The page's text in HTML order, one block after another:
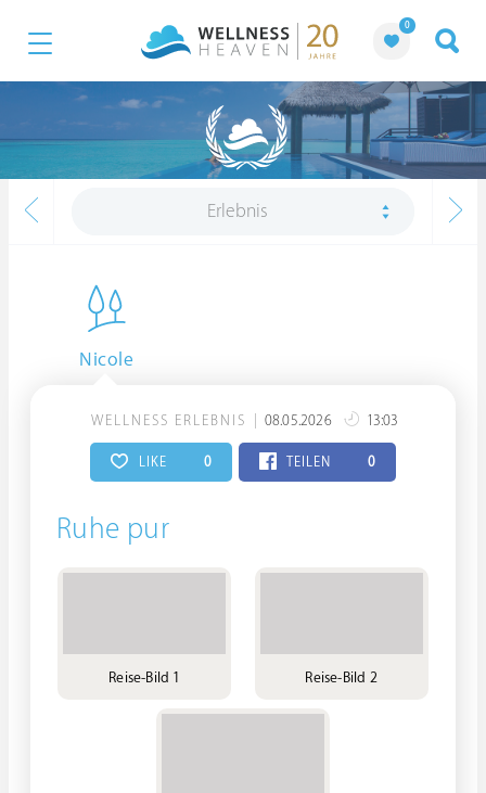
0
Erlebnis
Nicole
WELLNESS ERLEBNIS 08.05.2026 13:03
LIKE 0 TEILEN 0
Ruhe pur
Reise-Bild 1 Reise-Bild 2